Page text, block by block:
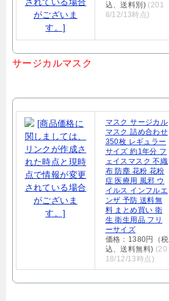
込、送料別) (201
8/12/13時点)
サージカルマスク
マスク サージカル
マスク 詰め合わせ
350枚 レギュラー
サイズ 約1年分 フ
ェイスマスク 不織
布 防塵 花粉 花粉
症 医療用 風邪 ウ
イルス インフルエ
ンザ 予防 送料無
料 まとめ買い 衛
生 衛生用品 フリ
ーサイズ
価格：1380円（税
込、送料無料) (20
18/12/13時点)